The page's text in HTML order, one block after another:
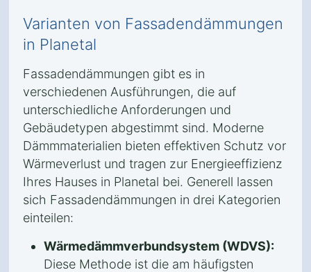
Varianten von Fassadendämmungen
in Planetal
Fassadendämmungen gibt es in
verschiedenen Ausführungen, die auf
unterschiedliche Anforderungen und
Gebäudetypen abgestimmt sind. Moderne
Dämmmaterialien bieten effektiven Schutz vor
Wärmeverlust und tragen zur Energieeffizienz
Ihres Hauses in Planetal bei. Generell lassen
sich Fassadendämmungen in drei Kategorien
einteilen:
Wärmedämmverbundsystem (WDVS):
Diese Methode ist die am häufigsten